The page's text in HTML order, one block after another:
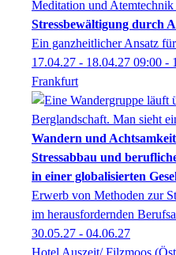
Stressbewältigung durch
Ein ganzheitlicher Ansatz
17.04.27 - 18.04.27 09:00 -
Frankfurt
Wandern und
Stressabbau und
in einer globalisierten
Erwerb von Methoden zur
im herausfordernden
30.05.27 - 04.06.27
Hotel Auszeit/ Filzmoos